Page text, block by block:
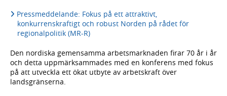
Pressmeddelande: Fokus på ett attraktivt,
konkurrenskraftigt och robust Norden på rådet för
regionalpolitik (MR-R)
Den nordiska gemensamma arbetsmarknaden firar 70 år i år
och detta uppmärksammades med en konferens med fokus
på att utveckla ett ökat utbyte av arbetskraft över
landsgränserna.